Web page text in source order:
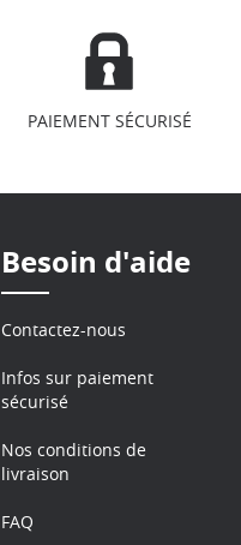
PAIEMENT SÉCURISÉ
Besoin d'aide
Contactez-nous
Infos sur paiement
sécurisé
Nos conditions de
livraison
FAQ